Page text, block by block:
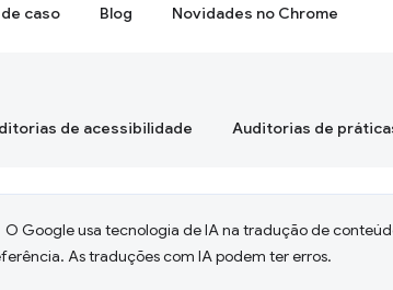
caso Blog Novidades no Chrome
de acessibilidade Auditorias de
O Google usa tecnologia de IA na tradução de
As traduções com IA podem ter erros.